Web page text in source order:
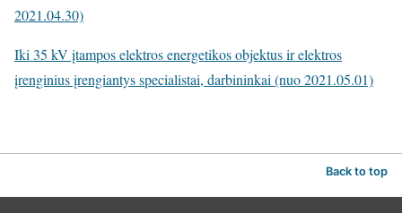
2021.04.30)
Iki 35 kV įtampos elektros energetikos objektus ir elektros
įrenginius įrengiantys specialistai, darbininkai (nuo 2021.05.01)
Back to top